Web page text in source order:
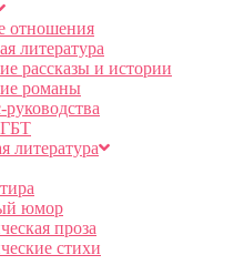
отношения
литература
рассказы и истории
романы
руководства
литература
юмор
проза
стихи